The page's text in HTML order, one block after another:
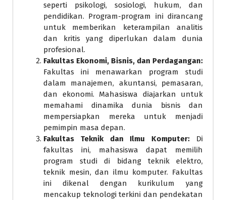
seperti psikologi, sosiologi, hukum, dan
pendidikan. Program-program ini dirancang
untuk memberikan keterampilan analitis
dan kritis yang diperlukan dalam dunia
profesional.
Fakultas Ekonomi, Bisnis, dan Perdagangan:
Fakultas ini menawarkan program studi
dalam manajemen, akuntansi, pemasaran,
dan ekonomi. Mahasiswa diajarkan untuk
memahami dinamika dunia bisnis dan
mempersiapkan mereka untuk menjadi
pemimpin masa depan.
Fakultas Teknik dan Ilmu Komputer: Di
fakultas ini, mahasiswa dapat memilih
program studi di bidang teknik elektro,
teknik mesin, dan ilmu komputer. Fakultas
ini dikenal dengan kurikulum yang
mencakup teknologi terkini dan pendekatan